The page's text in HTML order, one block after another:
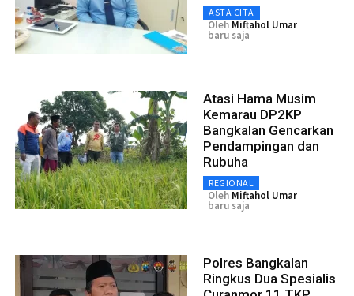
ASTA CITA
Oleh Miftahol Umar
baru saja
Atasi Hama Musim
Kemarau DP2KP
Bangkalan Gencarkan
Pendampingan dan
Rubuha
REGIONAL
Oleh Miftahol Umar
baru saja
Polres Bangkalan
Ringkus Dua Spesialis